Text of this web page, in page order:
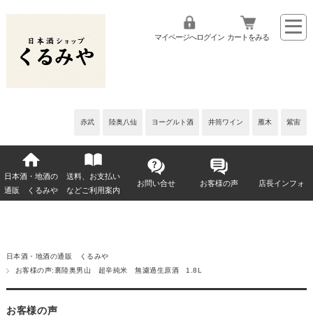
赤武 陸奥八仙 ヨーグルト酒 井筒ワイン 雁木 紫宙
マイページへログイン カートをみる
日本酒・地酒の
通販 くるみや
送料、お支払い
などご利用案内
お問い合せ お客様の声 店長インフォ
日本酒・地酒の通販 くるみや
お客様の声:裏陸奥男山 超辛純米 無濾過生原酒 1.8L
お客様の声